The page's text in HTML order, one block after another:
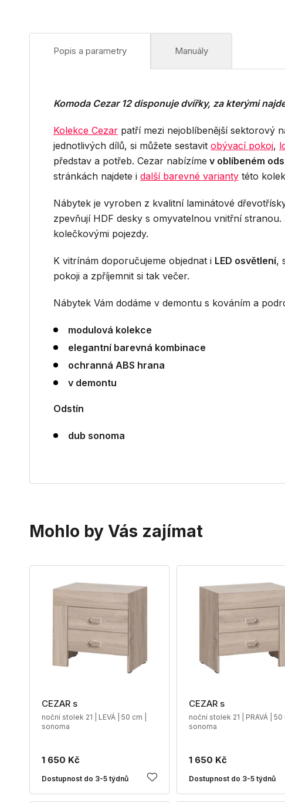
Popis a parametry Manuály
Komoda Cezar 12 disponuje dvířky, za kterými
Kolekce Cezar patří mezi nejoblíbenější sektorový
jednotlivých dílů, si můžete sestavit obývací pokoj,
představ a potřeb. Cezar nabízíme v oblíbeném
stránkách najdete i další barevné varianty této
Nábytek je vyroben z kvalitní laminátové
zpevňují HDF desky s omyvatelnou vnitřní
kolečkovými pojezdy.
K vitrínám doporučujeme objednat i LED osvětlení,
pokoji a zpříjemnit si tak večer.
Nábytek Vám dodáme v demontu s kováním a
modulová kolekce
elegantní barevná kombinace
ochranná ABS hrana
v demontu
Odstín
dub sonoma
Mohlo by Vás zajímat
CEZAR s
noční stolek 21 | LEVÁ | 50 cm |
sonoma
1 650 Kč
Dostupnost do 3-5 týdnů
CEZAR s
noční stolek 21 | PRAVÁ | 50
sonoma
1 650 Kč
Dostupnost do 3-5 týdnů